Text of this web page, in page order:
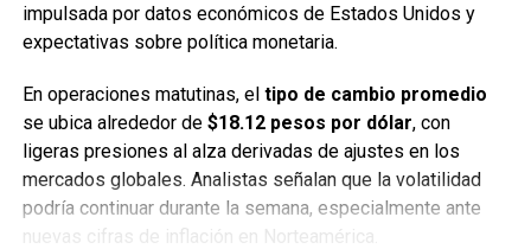
impulsada por datos económicos de Estados Unidos y
expectativas sobre política monetaria.
En operaciones matutinas, el tipo de cambio promedio
se ubica alrededor de $18.12 pesos por dólar, con
ligeras presiones al alza derivadas de ajustes en los
mercados globales. Analistas señalan que la volatilidad
podría continuar durante la semana, especialmente ante
nuevas cifras de inflación en Norteamérica.